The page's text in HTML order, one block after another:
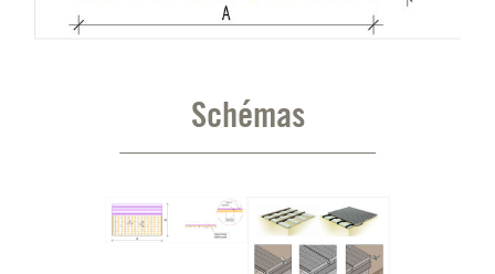
Schémas